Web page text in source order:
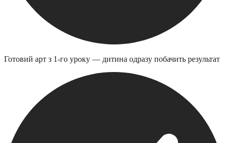
Готовий арт з 1-го уроку — дитина одразу побачить результат